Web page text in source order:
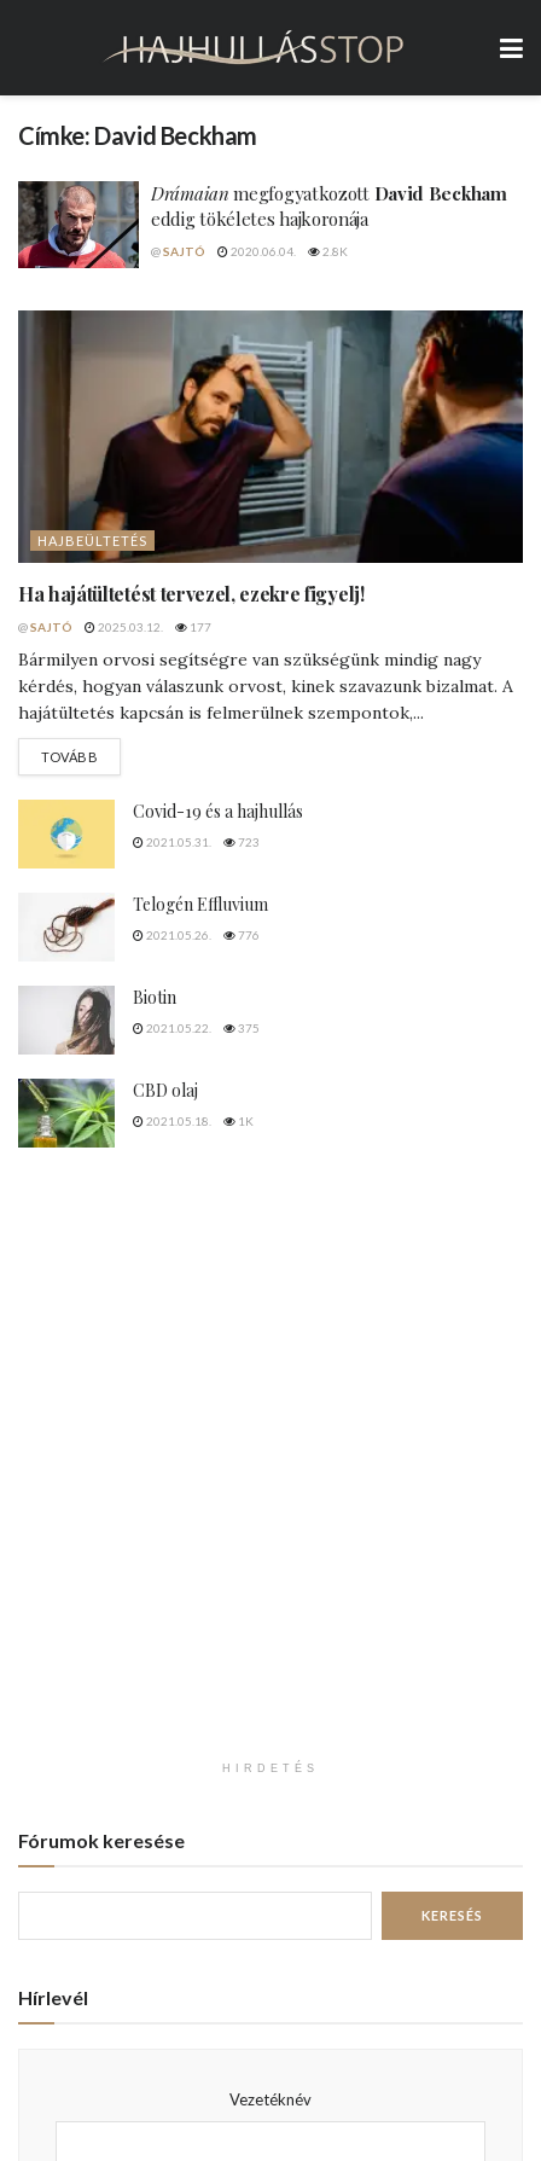
Címke: David Beckham
Drámaian megfogyatkozott David Beckham
eddig tökéletes hajkoronája
@SAJTÓ 2020.06.04. 2.8K
HAJBEÜLTETÉS
Ha hajátültetést tervezel, ezekre figyelj!
@SAJTÓ 2025.03.12. 177
Bármilyen orvosi segítségre van szükségünk mindig nagy
kérdés, hogyan válaszunk orvost, kinek szavazunk bizalmat. A
hajátültetés kapcsán is felmerülnek szempontok,...
TOVÁBB
Covid-19 és a hajhullás
2021.05.31. 723
Telogén Effluvium
2021.05.26. 776
Biotin
2021.05.22. 375
CBD olaj
2021.05.18. 1K
HIRDETÉS
Fórumok keresése
Hírlevél
Vezetéknév